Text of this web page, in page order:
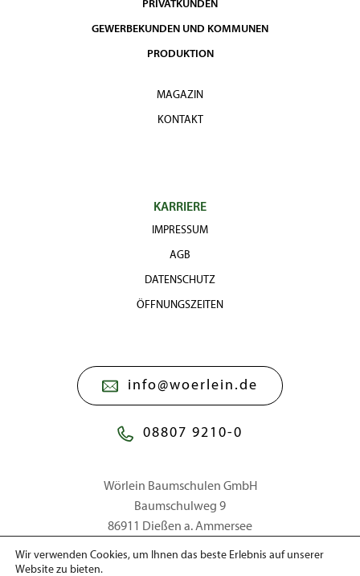
PRIVATKUNDEN
GEWERBEKUNDEN UND KOMMUNEN
PRODUKTION
MAGAZIN
KONTAKT
KARRIERE
IMPRESSUM
AGB
DATENSCHUTZ
ÖFFNUNGSZEITEN
info@woerlein.de
08807 9210-0
Wörlein Baumschulen GmbH
Baumschulweg 9
86911 Dießen a. Ammersee
Wir verwenden Cookies, um Ihnen das beste Erlebnis auf unserer
Website zu bieten.